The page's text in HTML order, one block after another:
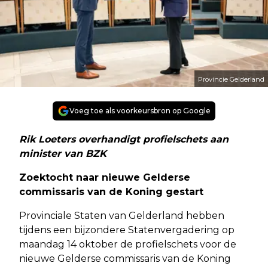
Provincie Gelderland
Voeg toe als voorkeursbron op Google
Rik Loeters overhandigt profielschets aan
minister van BZK
Zoektocht naar nieuwe Gelderse
commissaris van de Koning gestart
Provinciale Staten van Gelderland hebben
tijdens een bijzondere Statenvergadering op
maandag 14 oktober de profielschets voor de
nieuwe Gelderse commissaris van de Koning